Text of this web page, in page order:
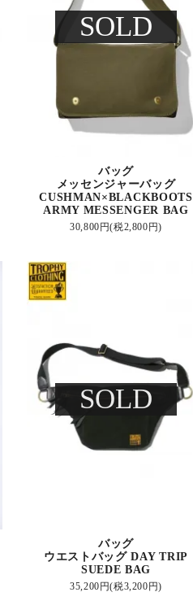
SOLD
バッグ
メッセンジャーバッグ
CUSHMAN×BLACKBOOTS
ARMY MESSENGER BAG
30,800円(税2,800円)
SOLD
バッグ
ウエストバッグ DAY TRIP
SUEDE BAG
35,200円(税3,200円)